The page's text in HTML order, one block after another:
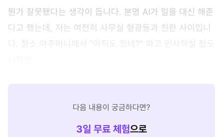
뭔가 잘못됐다는 생각이 듭니다. 분명 AI가 일을 대신 해준
다고 했는데, 저는 여전히 사무실 형광등과 친한 사이입니
다. 청소 아주머니께서 "아직도 있네?" 하고 인사하실 정도
다음 내용이 궁금하다면?
3일 무료 체험으로